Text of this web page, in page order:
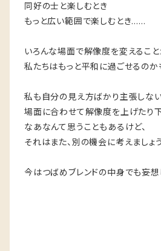
同好の士と楽しむとき
もっと広い範囲で楽しむとき……
いろんな場面で解像度を変えるこ
私たちはもっと平和に過ごせるの
私も自分の見え方ばかり主張しな
場面に合わせて解像度を上げたり
なあなんて思うこともあるけど、
それはまた、別の機会に考えましょう
今はつばめブレンドの中身でも妄想